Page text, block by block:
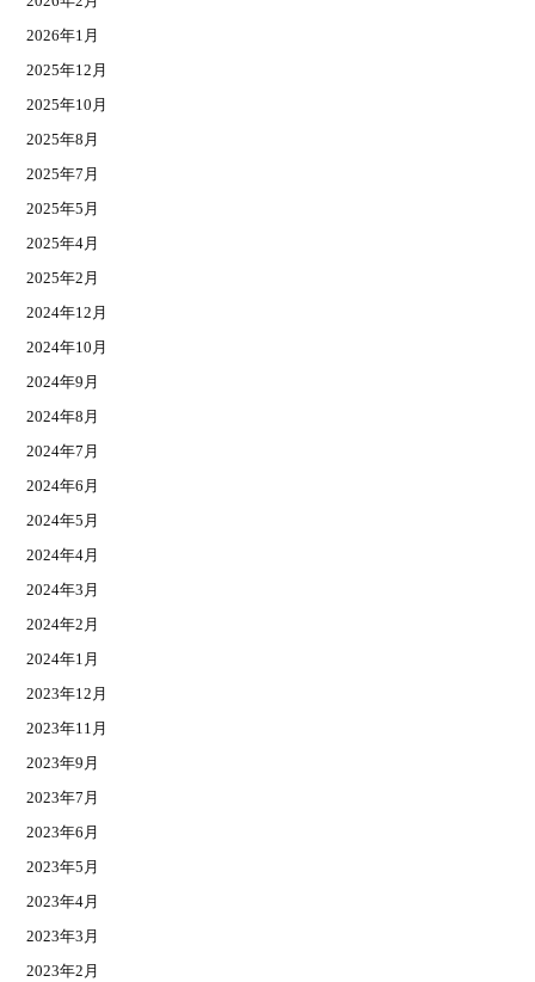
2026年1月
2025年12月
2025年10月
2025年8月
2025年7月
2025年5月
2025年4月
2025年2月
2024年12月
2024年10月
2024年9月
2024年8月
2024年7月
2024年6月
2024年5月
2024年4月
2024年3月
2024年2月
2024年1月
2023年12月
2023年11月
2023年9月
2023年7月
2023年6月
2023年5月
2023年4月
2023年3月
2023年2月